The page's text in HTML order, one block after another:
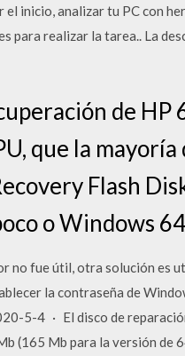
inicio, analizar tu PC con
para realizar la tarea.. La
de HP
que la mayoría
Flash
o Windows
fue útil, otra solución es
la contraseña de
5-4 · El disco de
(165 Mb para la versión de